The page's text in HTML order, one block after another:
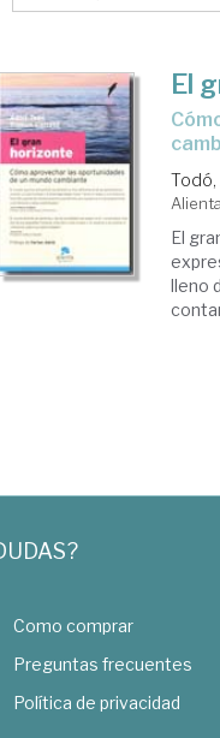
El
cómo aprovechar las oportunidades de un mundo
El
lleno
Como comprar
Preguntas frecuentes
Política de privacidad